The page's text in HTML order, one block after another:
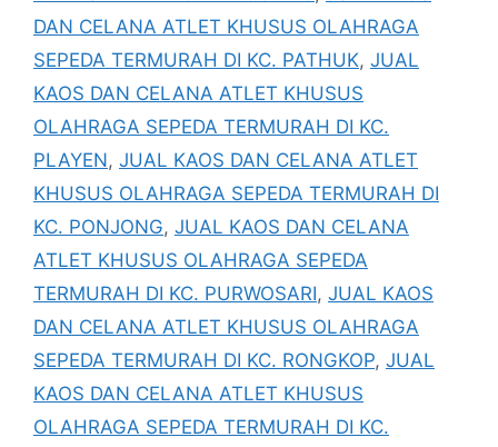
DAN CELANA ATLET KHUSUS OLAHRAGA
SEPEDA TERMURAH DI KC. PATHUK, JUAL
KAOS DAN CELANA ATLET KHUSUS
OLAHRAGA SEPEDA TERMURAH DI KC.
PLAYEN, JUAL KAOS DAN CELANA ATLET
KHUSUS OLAHRAGA SEPEDA TERMURAH DI
KC. PONJONG, JUAL KAOS DAN CELANA
ATLET KHUSUS OLAHRAGA SEPEDA
TERMURAH DI KC. PURWOSARI, JUAL KAOS
DAN CELANA ATLET KHUSUS OLAHRAGA
SEPEDA TERMURAH DI KC. RONGKOP, JUAL
KAOS DAN CELANA ATLET KHUSUS
OLAHRAGA SEPEDA TERMURAH DI KC.